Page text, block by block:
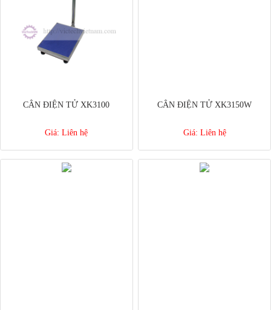
CÂN ĐIỆN TỬ XK3100
Giá: Liên hệ
CÂN ĐIỆN TỬ XK3150W
Giá: Liên hệ